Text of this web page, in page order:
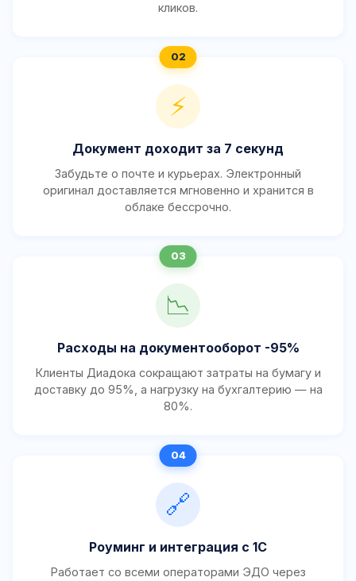
кликов.
⚡
Документ доходит за 7 секунд
Забудьте о почте и курьерах. Электронный
оригинал доставляется мгновенно и хранится в
облаке бессрочно.
📉
Расходы на документооборот -95%
Клиенты Диадока сокращают затраты на бумагу и
доставку до 95%, а нагрузку на бухгалтерию — на
80%.
🔗
Роуминг и интеграция с 1С
Работает со всеми операторами ЭДО через